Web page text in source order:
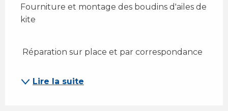
Fourniture et montage des boudins d'ailes de
kite
Réparation sur place et par correspondance
Lire la suite